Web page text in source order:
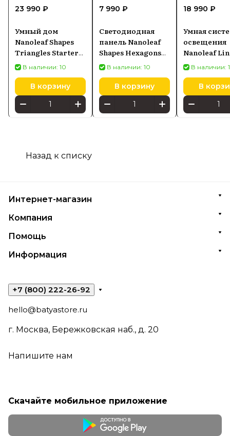
23 990 ₽
Умный дом
Nanoleaf Shapes
Triangles Starter
Kits (NL47-
0002TW-9PK)
В наличии: 10
В корзину
7 990 ₽
Светодиодная
панель Nanoleaf
Shapes Hexagons
Ultra Black
Expansion Pack (3
панели) NL42-
0101HX-3PK
В наличии: 10
В корзину
18 990 ₽
Умная
освещения
Nanoleaf
Starter Kit
панелей)
В наличии:
В
Назад к списку
Интернет-магазин
Компания
Помощь
Информация
+7 (800) 222-26-92
hello@batyastore.ru
г. Москва, Бережковская наб., д. 20
Напишите нам
Скачайте мобильное приложение